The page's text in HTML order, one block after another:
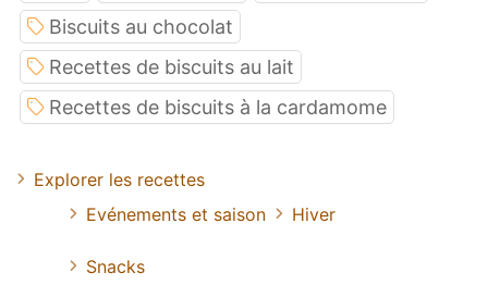
Biscuits au chocolat
Recettes de biscuits au lait
Recettes de biscuits à la cardamome
Explorer les recettes
Evénements et saison
Hiver
Snacks